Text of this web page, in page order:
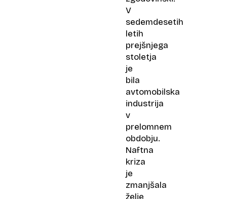
V
sedemdesetih
letih
prejšnjega
stoletja
je
bila
avtomobilska
industrija
v
prelomnem
obdobju.
Naftna
kriza
je
zmanjšala
želje